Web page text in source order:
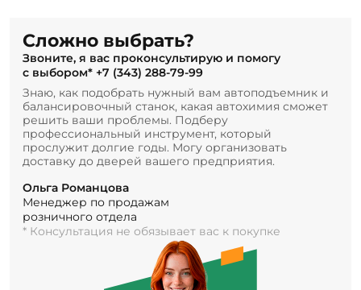
Сложно выбрать?
Звоните, я вас проконсультирую и помогу
с выбором* +7 (343) 288-79-99
Знаю, как подобрать нужный вам автоподъемник и
балансировочный станок, какая автохимия сможет
решить ваши проблемы. Подберу
профессиональный инструмент, который
прослужит долгие годы. Могу организовать
доставку до дверей вашего предприятия.
Ольга Романцова
Менеджер по продажам
розничного отдела
* Консультация не обязывает вас к покупке